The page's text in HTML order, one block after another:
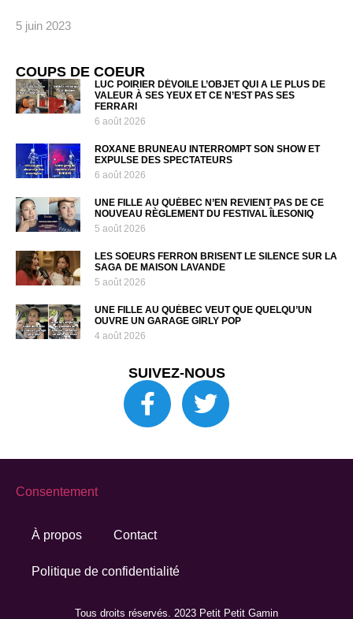
5 juin 2023
COUPS DE COEUR
LUC POIRIER DÉVOILE L’OBJET QUI A LE PLUS DE
VALEUR À SES YEUX ET CE N’EST PAS SES
FERRARI
6 août 2026
ROXANE BRUNEAU INTERROMPT SON SHOW ET
EXPULSE DES SPECTATEURS
6 août 2026
UNE FILLE AU QUÉBEC N’EN REVIENT PAS DE CE
NOUVEAU RÈGLEMENT DU FESTIVAL ÎLESONIQ
5 août 2026
LES SOEURS FERRON BRISENT LE SILENCE SUR LA
SAGA DE MAISON LAVANDE
5 août 2026
UNE FILLE AU QUÉBEC VEUT QUE QUELQU’UN
OUVRE UN GARAGE GIRLY POP
4 août 2026
SUIVEZ-NOUS
Tous droits réservés. 2023 Petit Petit Gamin
À propos Contact
Politique de confidentialité
Consentement